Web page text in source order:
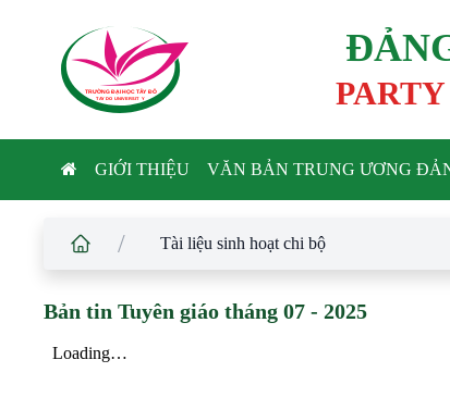
TRƯỜNG ĐẠI HỌC TÂY ĐÔ
TAY DO UNIVERSIT Y
GIỚI THIỆU VĂN BẢN TRUNG ƯƠNG
/ Tài liệu sinh hoạt chi bộ
Bản tin Tuyên giáo tháng 07 - 2025